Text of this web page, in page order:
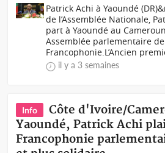
Patrick Achi à Yaoundé
de l’Assemblée Nationale,
part à Yaoundé au
Assemblée parlementaire
Francophonie.L’Ancien
il y a 3 semaines
Info
Côte d'Ivoire/
Yaoundé, Patrick Achi
Francophonie